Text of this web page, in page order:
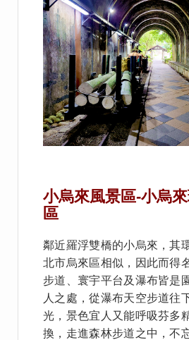
小烏來風景區-小烏
區
鄰近羅浮雙橋的小烏來，其
北市烏來區相似，因此而得
步道、寰宇平台及瀑布皆是
人之處，從瀑布天空步道往
光，景色宜人又能呼吸芬多
換，走進森林步道之中，不